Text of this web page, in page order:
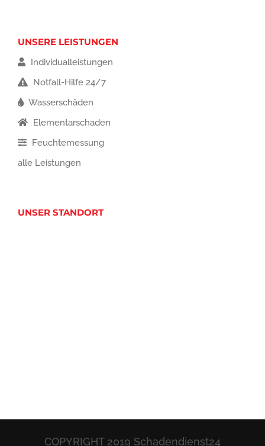
UNSERE LEISTUNGEN
Individualleistungen
Notfall-Hilfe 24/7
Wasserschäden
Elementarschaden
Feuchtemessung
alle Leistungen
UNSER STANDORT
COPYRIGHT 2019 Schadendienst24